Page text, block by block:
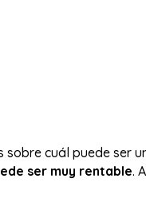
cuál puede ser
ser muy rentable.